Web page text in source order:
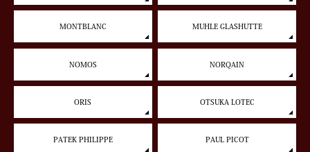
MONTBLANC MUHLE GLASHUTTE
NOMOS NORQAIN
ORIS OTSUKA LOTEC
PATEK PHILIPPE PAUL PICOT